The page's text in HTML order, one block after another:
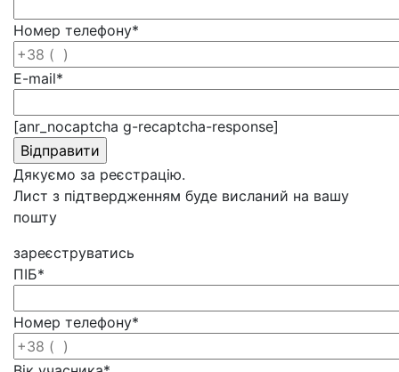
Номер телефону*
E-mail*
[anr_nocaptcha g-recaptcha-response]
Дякуємо за реєстрацію.
Лист з підтвердженням буде висланий на вашу
пошту
зареєструватись
ПІБ*
Номер телефону*